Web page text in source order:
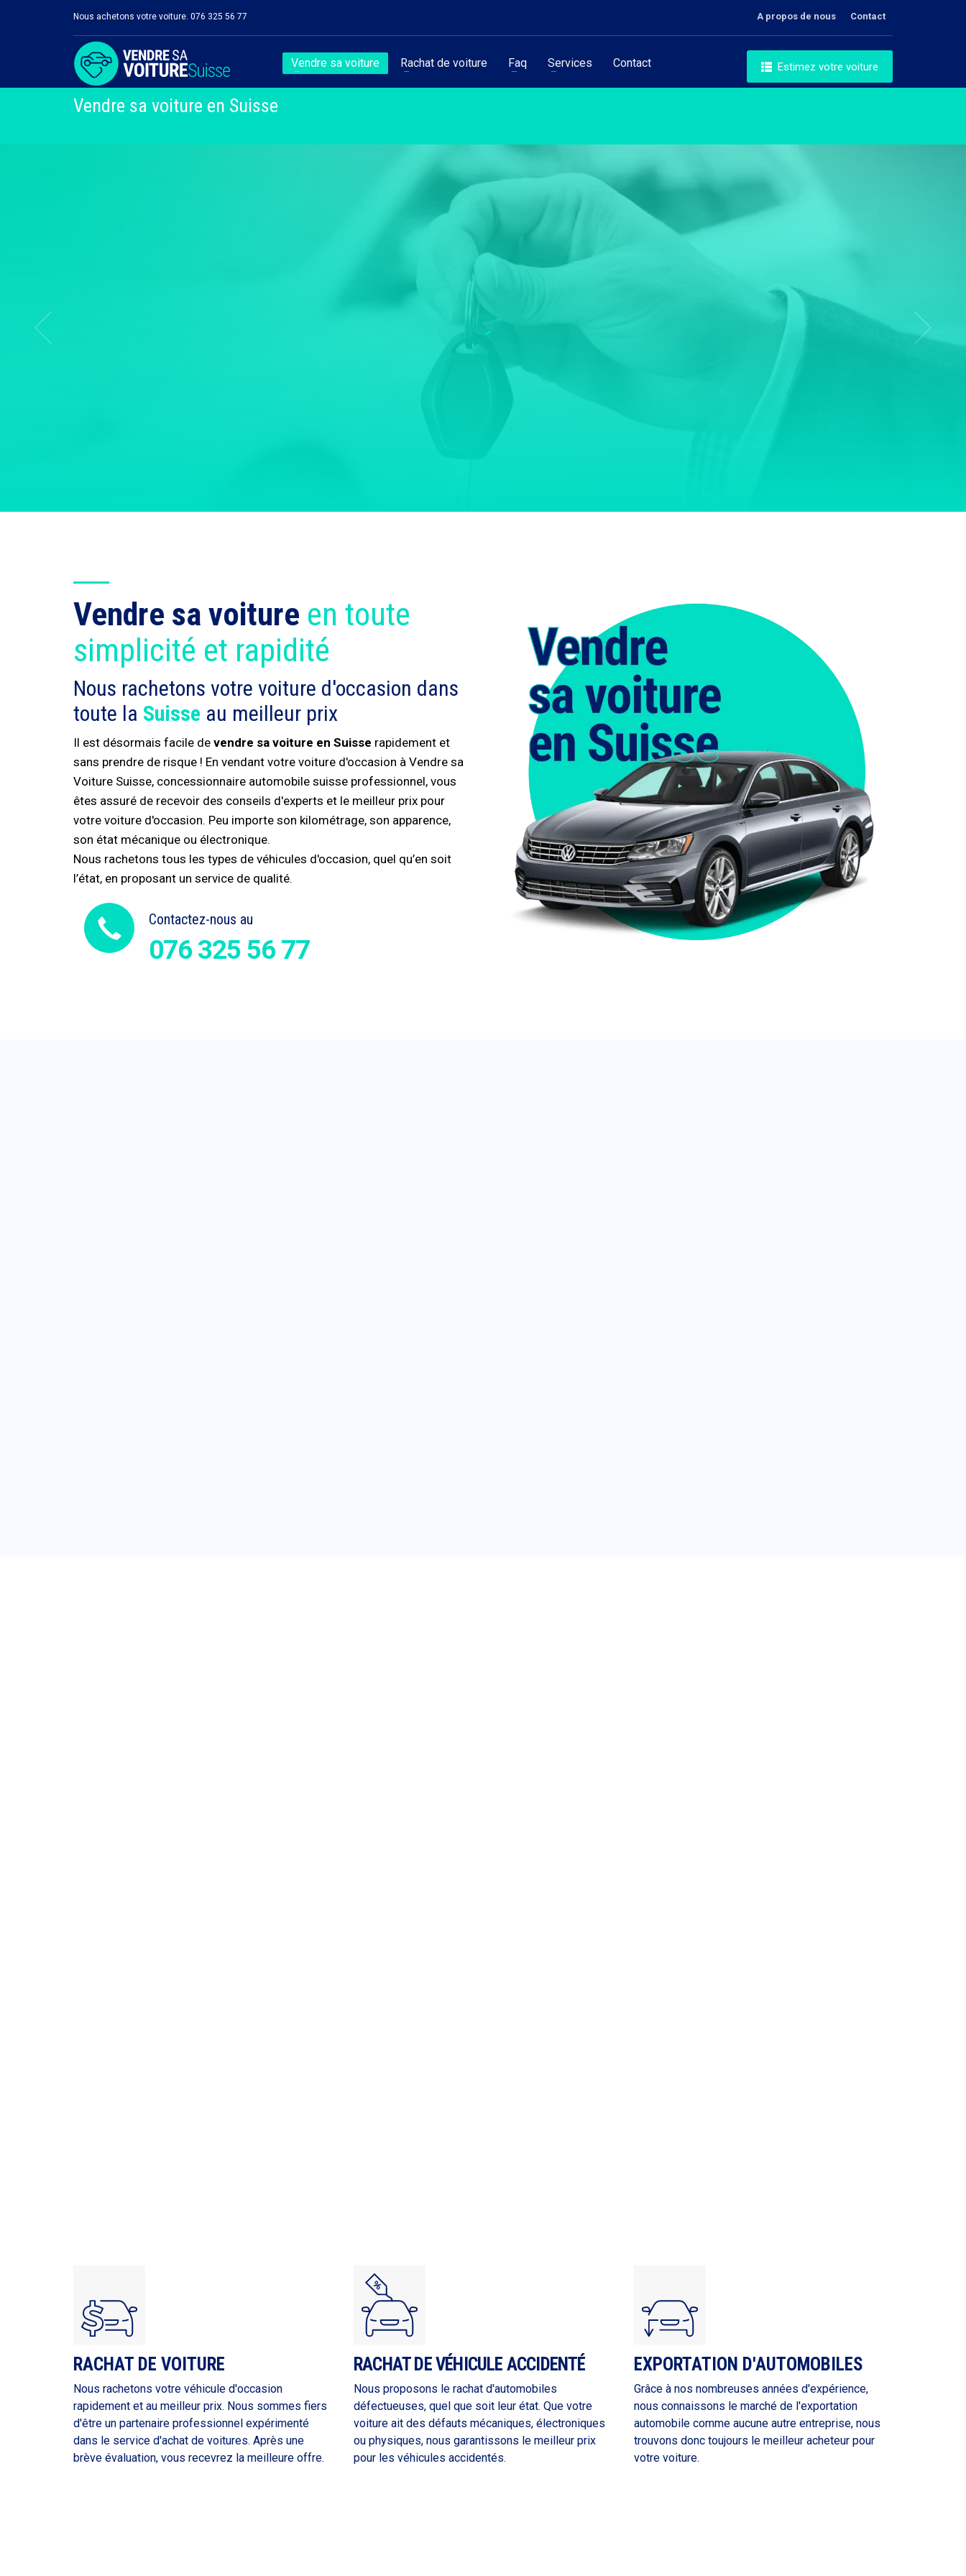
Nous achetons votre voiture. 076 325 56 77 A propos de nous Contact
Vendre sa voiture Rachat de voiture Faq Services Contact Estimez votre voiture
Vendre sa voiture en Suisse
Vendre sa voiture en toute
simplicité et rapidité
Nous rachetons votre voiture d'occasion dans
toute la Suisse au meilleur prix
Il est désormais facile de vendre sa voiture en Suisse rapidement et
sans prendre de risque ! En vendant votre voiture d'occasion à Vendre sa
Voiture Suisse, concessionnaire automobile suisse professionnel, vous
êtes assuré de recevoir des conseils d'experts et le meilleur prix pour
votre voiture d'occasion. Peu importe son kilométrage, son apparence,
son état mécanique ou électronique.
Nous rachetons tous les types de véhicules d'occasion, quel qu’en soit
l’état, en proposant un service de qualité.
Contactez-nous au
076 325 56 77
RACHAT DE VOITURE
Nous rachetons votre véhicule d'occasion
rapidement et au meilleur prix. Nous sommes fiers
d'être un partenaire professionnel expérimenté
dans le service d'achat de voitures. Après une
brève évaluation, vous recevrez la meilleure offre.
RACHAT DE VÉHICULE ACCIDENTÉ
Nous proposons le rachat d'automobiles
défectueuses, quel que soit leur état. Que votre
voiture ait des défauts mécaniques, électroniques
ou physiques, nous garantissons le meilleur prix
pour les véhicules accidentés.
EXPORTATION D'AUTOMOBILES
Grâce à nos nombreuses années d'expérience,
nous connaissons le marché de l'exportation
automobile comme aucune autre entreprise, nous
trouvons donc toujours le meilleur acheteur pour
votre voiture.